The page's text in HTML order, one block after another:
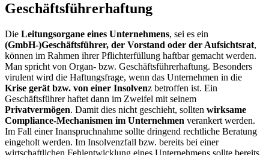
Geschäftsführerhaftung
Die Leitungsorgane eines Unternehmens, sei es ein
(GmbH-)Geschäftsführer, der Vorstand oder der Aufsichtsrat,
können im Rahmen ihrer Pflichterfüllung haftbar gemacht werden.
Man spricht von Organ- bzw. Geschäftsführerhaftung. Besonders
virulent wird die Haftungsfrage, wenn das Unternehmen in die
Krise gerät bzw. von einer Insolvenz betroffen ist. Ein
Geschäftsführer haftet dann im Zweifel mit seinem
Privatvermögen. Damit dies nicht geschieht, sollten wirksame
Compliance-Mechanismen im Unternehmen verankert werden.
Im Fall einer Inanspruchnahme sollte dringend rechtliche Beratung
eingeholt werden. Im Insolvenzfall bzw. bereits bei einer